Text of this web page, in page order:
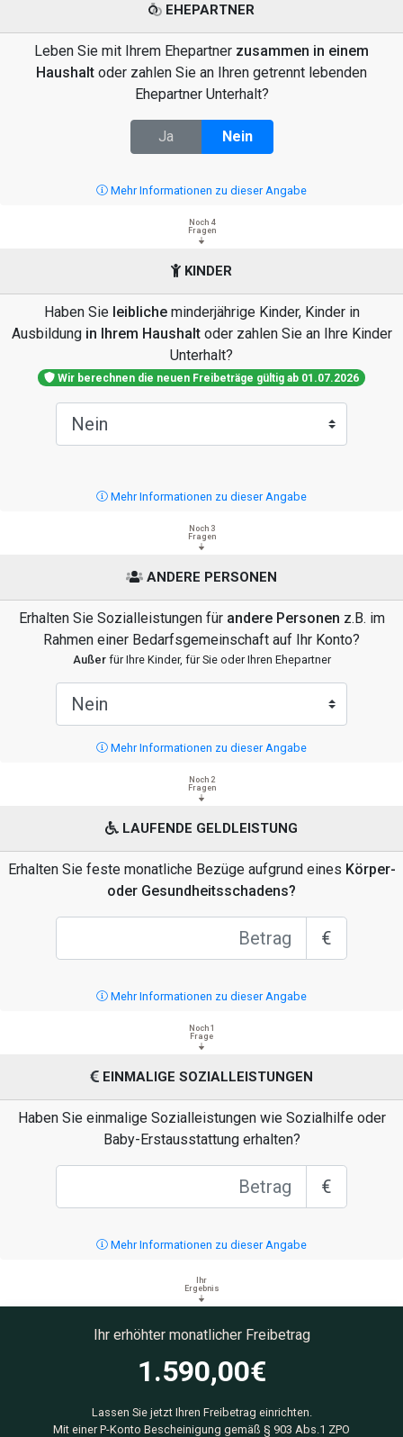
EHEPARTNER
Leben Sie mit Ihrem Ehepartner zusammen in einem
Haushalt oder zahlen Sie an Ihren getrennt lebenden
Ehepartner Unterhalt?
Ja Nein
Mehr Informationen zu dieser Angabe
Noch 4
Fragen
KINDER
Haben Sie leiblicheminderjährige Kinder, Kinder in
Ausbildung in Ihrem Haushaltoder zahlen Sie an Ihre Kinder
Unterhalt?
Wir berechnen die neuen Freibeträge gültig ab 01.07.2026
Mehr Informationen zu dieser Angabe
Noch 3
Fragen
ANDERE PERSONEN
Erhalten Sie Sozialleistungen für andere Personen z.B. im
Rahmen einer Bedarfsgemeinschaft auf Ihr Konto?
Außerfür Ihre Kinder, für Sie oder Ihren Ehepartner
Mehr Informationen zu dieser Angabe
Noch 2
Fragen
LAUFENDE GELDLEISTUNG
Erhalten Sie feste monatliche Bezüge aufgrund eines Körper-
oder Gesundheitsschadens?
€
Mehr Informationen zu dieser Angabe
Noch 1
Frage
EINMALIGE SOZIALLEISTUNGEN
Haben Sie einmalige Sozialleistungen wie Sozialhilfe oder
Baby-Erstausstattung erhalten?
€
Mehr Informationen zu dieser Angabe
Ihr
Ergebnis
Ihr erhöhter monatlicher Freibetrag
1.590,00€
Lassen Sie jetzt Ihren Freibetrag einrichten.
Mit einer P-Konto Bescheinigung gemäß § 903 Abs.1 ZPO